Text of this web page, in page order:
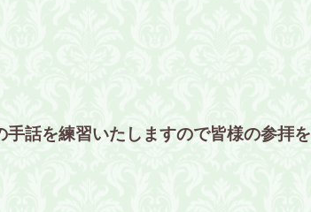
話を練習いたしますので皆様の参拝を